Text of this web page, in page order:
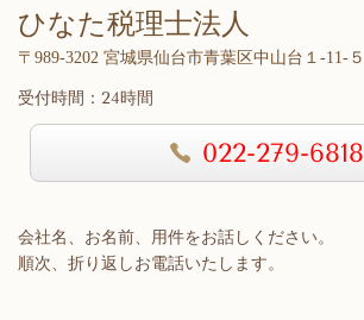
ひなた税理士法人
〒989-3202 宮城県仙台市青葉区中山台１-11-５
受付時間：24時間
022-279-6818
会社名、お名前、用件をお話しください。
順次、折り返しお電話いたします。